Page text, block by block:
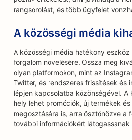
rangsorolást, és több ügyfelet
A közösségi média
A közösségi média hatékony
forgalom növelésére. Ossza meg
olyan platformokon, mint az
Twitter, és rendszeres frissítések és
lépjen kapcsolatba közönségével. A
hely lehet promóciók, új termékek és
megosztására is, arra ösztönözve a
további információkért látogassanak